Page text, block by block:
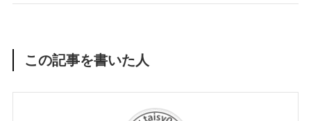
この記事を書いた人